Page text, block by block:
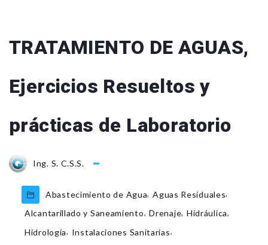
TRATAMIENTO DE AGUAS,
Ejercicios Resueltos y
prácticas de Laboratorio
Ing. S. C.S.S.
Abastecimiento de Agua, Aguas Residuales,
Alcantarillado y Saneamiento, Drenaje, Hidráulica,
Hidrología, Instalaciones Sanitarias,